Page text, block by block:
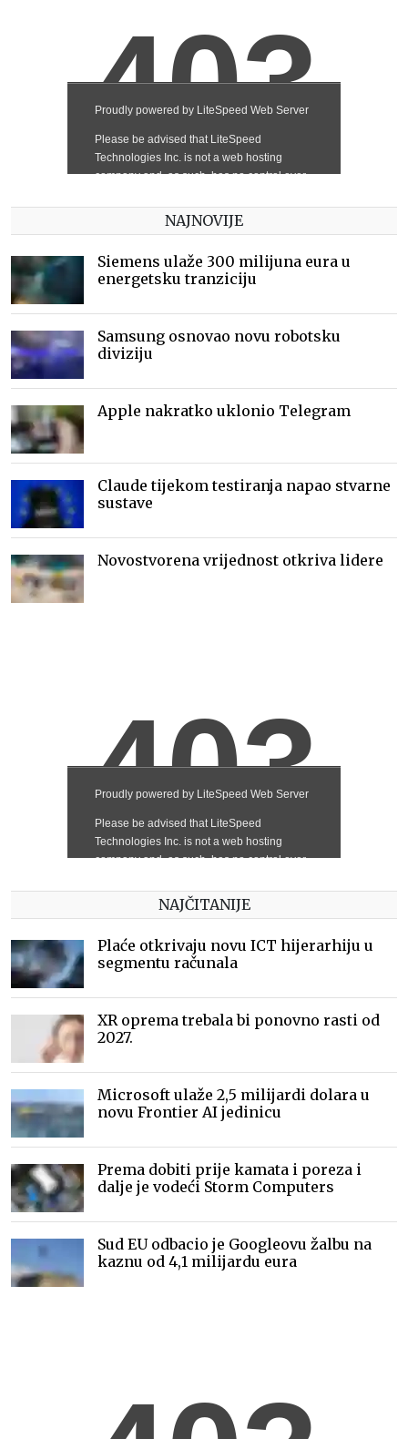
NAJNOVIJE
Siemens ulaže 300 milijuna eura u
energetsku tranziciju
Samsung osnovao novu robotsku
diviziju
Apple nakratko uklonio Telegram
Claude tijekom testiranja napao stvarne
sustave
Novostvorena vrijednost otkriva lidere
NAJČITANIJE
Plaće otkrivaju novu ICT hijerarhiju u
segmentu računala
XR oprema trebala bi ponovno rasti od
2027.
Microsoft ulaže 2,5 milijardi dolara u
novu Frontier AI jedinicu
Prema dobiti prije kamata i poreza i
dalje je vodeći Storm Computers
Sud EU odbacio je Googleovu žalbu na
kaznu od 4,1 milijardu eura